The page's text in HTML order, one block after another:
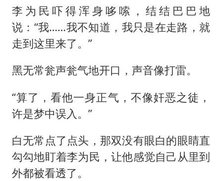
李为民吓得浑身哆嗦，结结巴巴地
说：“我……我不知道，我只是在走路，就
走到这里来了。”
黑无常瓮声瓮气地开口，声音像打雷。
“算了，看他一身正气，不像奸恶之徒，
许是梦中误入。”
白无常点了点头，那双没有眼白的眼睛直
勾勾地盯着李为民，让他感觉自己从里到
外都被看透了。